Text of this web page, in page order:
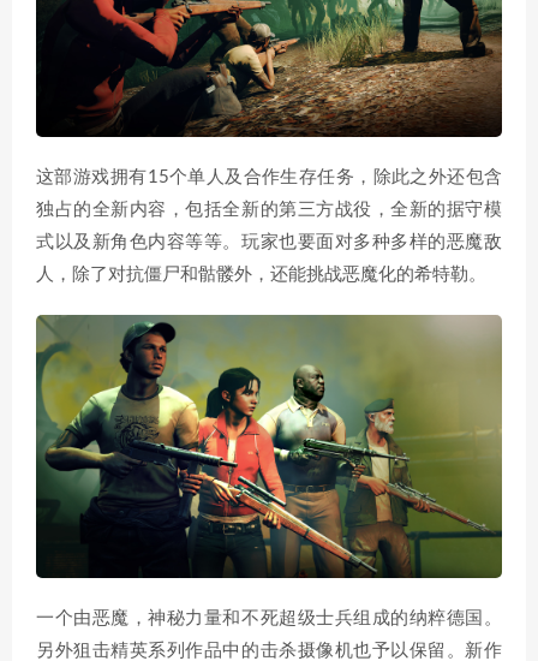
这部游戏拥有15个单人及合作生存任务，除此之外还包含
独占的全新内容，包括全新的第三方战役，全新的据守模
式以及新角色内容等等。玩家也要面对多种多样的恶魔敌
人，除了对抗僵尸和骷髅外，还能挑战恶魔化的希特勒。
一个由恶魔，神秘力量和不死超级士兵组成的纳粹德国。
另外狙击精英系列作品中的击杀摄像机也予以保留。新作